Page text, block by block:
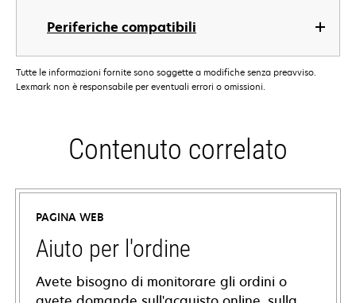
Periferiche compatibili
Tutte le informazioni fornite sono soggette a modifiche senza preavviso.
Lexmark non è responsabile per eventuali errori o omissioni.
Contenuto correlato
PAGINA WEB
Aiuto per l'ordine
Avete bisogno di monitorare gli ordini o